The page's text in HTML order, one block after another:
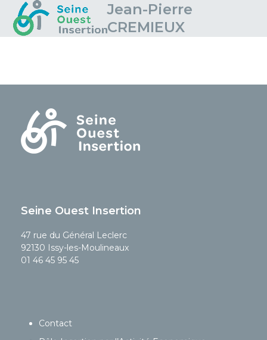
content
Open
mobile
Close
mobile
Jean-Pierre
CREMIEUX
Seine Ouest Insertion
47 rue du Général Leclerc
92130 Issy-les-Moulineaux
01 46 45 95 45
Contact